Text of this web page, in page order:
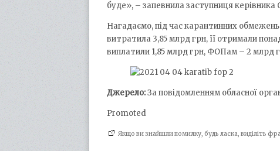
буде», – запевнила заступниця
Нагадаємо, під час карантинних
витратила 3,85 млрд грн, її отримали
виплатили 1,85 млрд грн, ФОПам – 2 млрд
Джерело:За повідомленням обласної
Promoted
Якщо ви знайшли помилку, будь ласка, виділіть